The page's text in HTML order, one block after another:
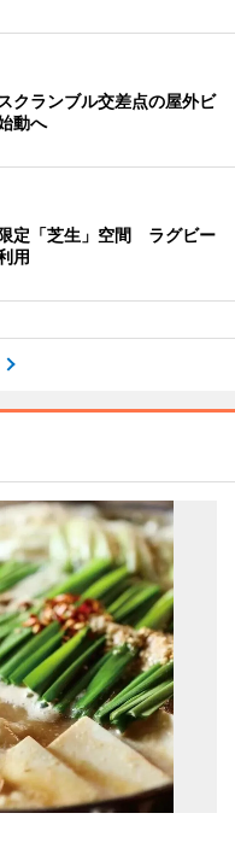
クランブル交差点の屋外ビ
動へ
定「芝生」空間 ラグビー
用